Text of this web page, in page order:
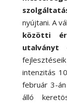
nyújtani. A
közötti
utalványt
intenzitás
február 3-
álló